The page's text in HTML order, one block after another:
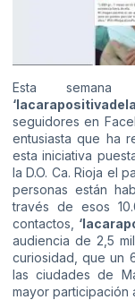
Esta semana
‘
seguidores en
entusiasta que ha
esta iniciativa
la D.O. Ca. Rioja el
personas están
través de esos
contactos, ‘
audiencia de 2,5
curiosidad, que un
las ciudades de
mayor participación